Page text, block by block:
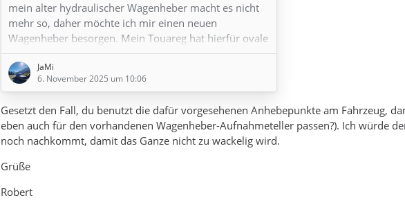
mein alter hydraulischer Wagenheber macht es nicht
mehr so, daher möchte ich mir einen neuen
Wagenheber besorgen. Mein Touareg hat hierfür ovale
Aufnahmen in der Nähe der Radkästen. Meine Frage
ist: Gibt es hierzu spezielle Adapter oder Wagenheber
die dort "einklinken"? Gibt es ggf. gute Erfahrungen mit
Besten Dank
Jan-Michael
JaMi
6. November 2025 um 10:06
Gesetzt den Fall, du benutzt die dafür vorgesehenen Anhebepunkte am Fahrzeug,
eben auch für den vorhandenen Wagenheber-Aufnahmeteller passen?). Ich würde
noch nachkommt, damit das Ganze nicht zu wackelig wird.
Grüße
Robert